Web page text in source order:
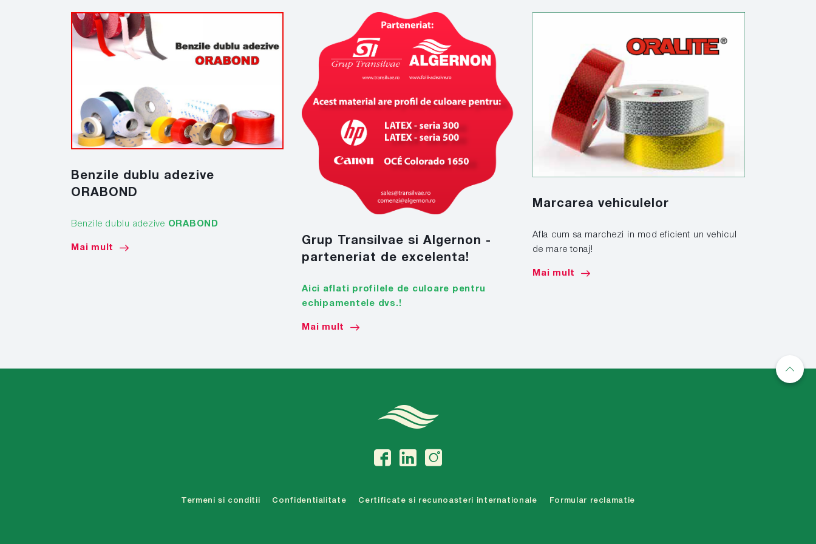
Benzile dublu adezive
ORABOND
Benzile dublu adezive ORABOND
Mai mult
Grup Transilvae si Algernon -
parteneriat de excelenta!
Aici aflati profilele de culoare pentru
echipamentele dvs.!
Mai mult
Marcarea vehiculelor
Afla cum sa marchezi in mod eficient un vehicul
de mare tonaj!
Mai mult
Termeni si conditii Confidentialitate Certificate si recunoasteri internationale Formular reclamatie